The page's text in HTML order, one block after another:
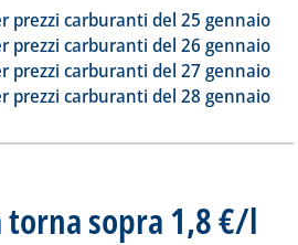
prezzi carburanti del 25 gennaio
prezzi carburanti del 26 gennaio
prezzi carburanti del 27 gennaio
prezzi carburanti del 28 gennaio
sopra 1,8 €/l